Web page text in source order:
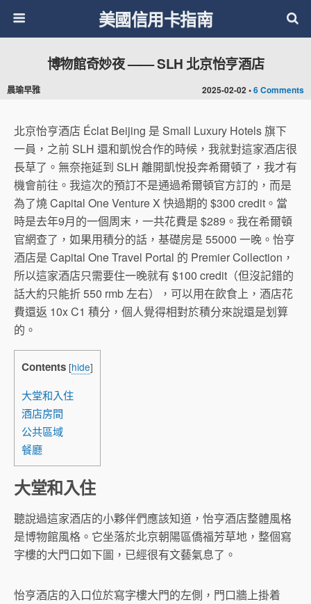
美國信用卡指南
2025-02-02 •6 Comments
博物館奇妙夜 —— SLH 北京怡亨酒店
晨瑜早雅
北京怡亨酒店 Éclat Beijing 是 Small Luxury Hotels 旗下
一員，之前 SLH 還和凱悅合作的時候，我就對這家酒店很
長草了。無奈拖延到 SLH 離開凱悅投奔希爾頓了，我才有
機會前往。我這次的預訂不是通過希爾頓官方訂的，而是
為了燒 Capital One Venture X 快過期的 $300 credit。當
時是去年9月的一個周末，一共花費是 $289。我在希爾頓
官網查了，如果用積分的話，基礎房是 55000 一晚。怡亨
酒店是 Capital One Travel Portal 的 Premier Collection，
所以這家酒店只需要住一晚就有 $100 credit（但沒記錯的
話大約只能折 550 rmb 左右），可以用在飲食上，酒店花
費還返 10x C1 積分，個人覺得相對於積分來說還是划算
的。
Contents [hide]
大堂和入住
酒店房間
公共區域
餐廳
大堂和入住
聽說過這家酒店的小夥伴們應該知道，怡亨酒店整體風格
是博物館風格。它坐落於北京朝陽區僑福芳草地，整個寫
字樓的大門口如下圖，已經很有文藝氣息了。
怡亨酒店的入口位於寫字樓大門的左側，門口牆上掛着